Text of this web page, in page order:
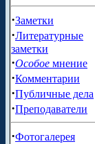
·Заметки
·Литературные
заметки
·Особое мнение
·Комментарии
·Публичные дела
·Преподаватели
·Фотогалерея